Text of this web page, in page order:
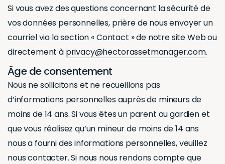
Si vous avez des questions concernant la sécurité de
vos données personnelles, prière de nous envoyer un
courriel via la section « Contact » de notre site Web ou
directement à privacy@hectorassetmanager.com.
Âge de consentement
Nous ne sollicitons et ne recueillons pas
d’informations personnelles auprès de mineurs de
moins de 14 ans. Si vous êtes un parent ou gardien et
que vous réalisez qu’un mineur de moins de 14 ans
nous a fourni des informations personnelles, veuillez
nous contacter. Si nous nous rendons compte que